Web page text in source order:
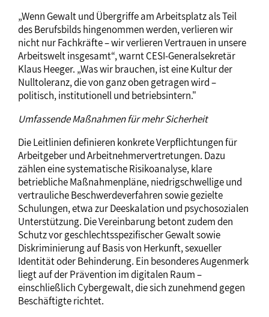
„Wenn Gewalt und Übergriffe am Arbeitsplatz als Teil
des Berufsbilds hingenommen werden, verlieren wir
nicht nur Fachkräfte – wir verlieren Vertrauen in unsere
Arbeitswelt insgesamt“, warnt CESI-Generalsekretär
Klaus Heeger. „Was wir brauchen, ist eine Kultur der
Nulltoleranz, die von ganz oben getragen wird –
politisch, institutionell und betriebsintern."
Umfassende Maßnahmen für mehr Sicherheit
Die Leitlinien definieren konkrete Verpflichtungen für
Arbeitgeber und Arbeitnehmervertretungen. Dazu
zählen eine systematische Risikoanalyse, klare
betriebliche Maßnahmenpläne, niedrigschwellige und
vertrauliche Beschwerdeverfahren sowie gezielte
Schulungen, etwa zur Deeskalation und psychosozialen
Unterstützung. Die Vereinbarung betont zudem den
Schutz vor geschlechtsspezifischer Gewalt sowie
Diskriminierung auf Basis von Herkunft, sexueller
Identität oder Behinderung. Ein besonderes Augenmerk
liegt auf der Prävention im digitalen Raum –
einschließlich Cybergewalt, die sich zunehmend gegen
Beschäftigte richtet.